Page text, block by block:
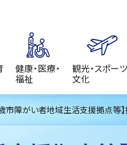
健康・医療・
福祉
観光・スポーツ
文化
市障がい者地域生活支援拠点等